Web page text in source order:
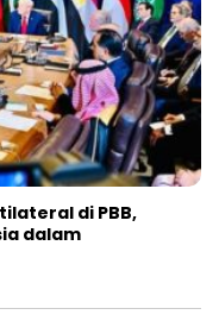
di PBB,
dalam